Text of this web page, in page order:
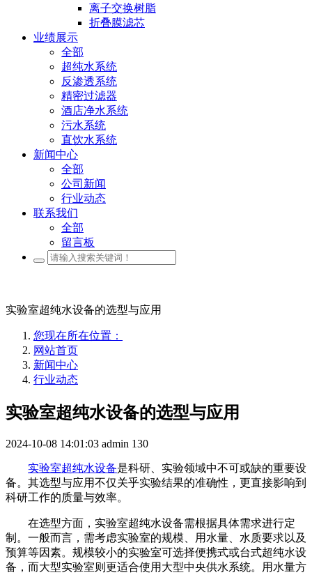
离子交换树脂
折叠膜滤芯
业绩展示
全部
超纯水系统
反渗透系统
精密过滤器
酒店净水系统
污水系统
直饮水系统
新闻中心
全部
公司新闻
行业动态
联系我们
全部
留言板
实验室超纯水设备的选型与应用
您现在所在位置：
网站首页
新闻中心
行业动态
实验室超纯水设备的选型与应用
2024-10-08 14:01:03 admin 130
实验室超纯水设备是科研、实验领域中不可或缺的重要设
备。其选型与应用不仅关乎实验结果的准确性，更直接影响到
科研工作的质量与效率。
在选型方面，实验室超纯水设备需根据具体需求进行定
制。一般而言，需考虑实验室的规模、用水量、水质要求以及
预算等因素。规模较小的实验室可选择便携式或台式超纯水设
备，而大型实验室则更适合使用大型中央供水系统。用水量方